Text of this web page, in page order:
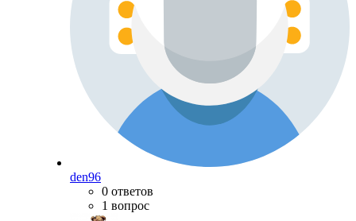
den96
0 ответов
1 вопрос